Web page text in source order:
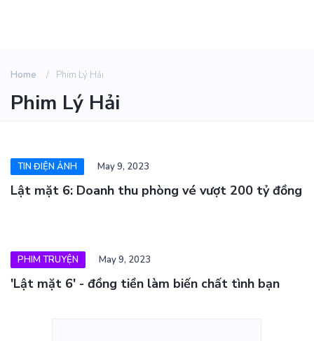
Home Phim Lý Hải
Phim Lý Hải
TIN ĐIỆN ẢNH May 9, 2023
Lật mặt 6: Doanh thu phòng vé vượt 200 tỷ đồng
PHIM TRUYỆN May 9, 2023
'Lật mặt 6' - đồng tiền làm biến chất tình bạn